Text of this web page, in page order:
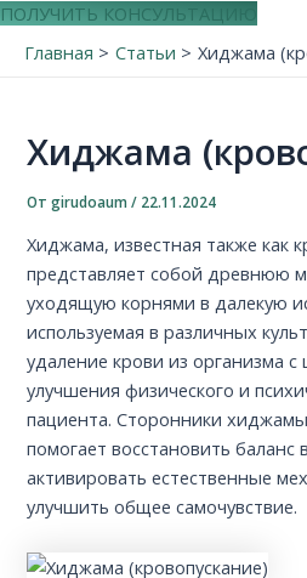
ПОЛУЧИТЬ КОНСУЛЬТАЦИЮ
Главная
Статьи Хиджама
Хиджама
Отgirudoaum/ 22.11.2024
Хиджама, известная также как
представляет собой древнюю
уходящую корнями в далекую
используемая в различных
удаление крови из организма
улучшения физического и
пациента. Сторонники
помогает восстановить баланс
активировать естественные
улучшить общее самочувствие.